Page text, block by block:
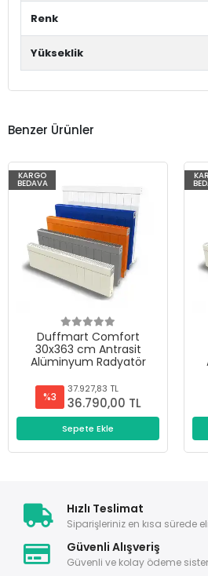
Renk
Yükseklik
Benzer Ürünler
KARGO
BEDAVA
Duffmart Comfort
30x363 cm Antrasit
Alüminyum Radyatör
%3
37.927,83 TL
36.790,00 TL
Sepete Ekle
Hızlı Teslimat
Siparişleriniz en kısa sürede
Güvenli Alışveriş
Güvenli ve kolay ödeme